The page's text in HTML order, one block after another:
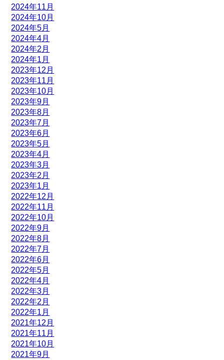
2024年11月
2024年10月
2024年5月
2024年4月
2024年2月
2024年1月
2023年12月
2023年11月
2023年10月
2023年9月
2023年8月
2023年7月
2023年6月
2023年5月
2023年4月
2023年3月
2023年2月
2023年1月
2022年12月
2022年11月
2022年10月
2022年9月
2022年8月
2022年7月
2022年6月
2022年5月
2022年4月
2022年3月
2022年2月
2022年1月
2021年12月
2021年11月
2021年10月
2021年9月